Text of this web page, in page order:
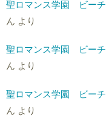
聖ロマンス学園 ビーチ
ん より
聖ロマンス学園 ビーチ
ん より
聖ロマンス学園 ビーチ
ん より